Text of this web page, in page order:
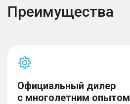
Преимущества
Официальный дилер
с многолетним опытом